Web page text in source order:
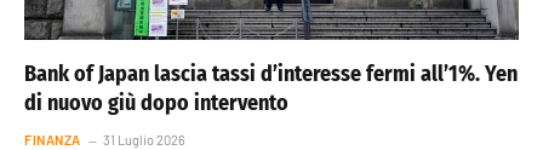
Bank of Japan lascia tassi d’interesse fermi all’1%. Yen
di nuovo giù dopo intervento
FINANZA 31 Luglio 2026